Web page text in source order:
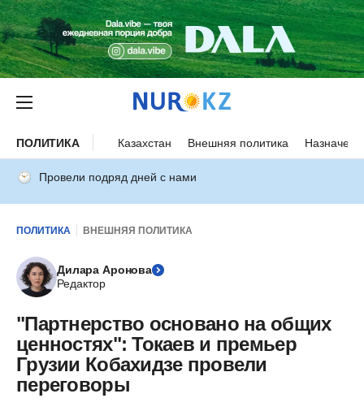
ПОЛИТИКА Казахстан Внешняя политика
Провели подряд дней с нами
ПОЛИТИКА ВНЕШНЯЯ ПОЛИТИКА
Дилара Аронова
Редактор
"Партнерство основано на общих
ценностях": Токаев и премьер
Грузии Кобахидзе провели
переговоры